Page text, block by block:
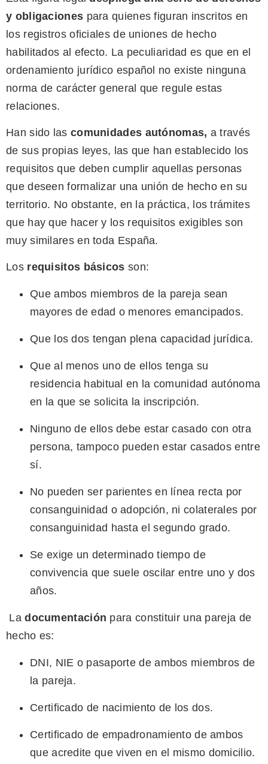
y obligaciones para quienes figuran inscritos en
los registros oficiales de uniones de hecho
habilitados al efecto. La peculiaridad es que en el
ordenamiento jurídico español no existe ninguna
norma de carácter general que regule estas
relaciones.
Han sido las comunidades autónomas, a través
de sus propias leyes, las que han establecido los
requisitos que deben cumplir aquellas personas
que deseen formalizar una unión de hecho en su
territorio. No obstante, en la práctica, los trámites
que hay que hacer y los requisitos exigibles son
muy similares en toda España.
Los requisitos básicos son:
Que ambos miembros de la pareja sean
mayores de edad o menores emancipados.
Que los dos tengan plena capacidad jurídica.
Que al menos uno de ellos tenga su
residencia habitual en la comunidad autónoma
en la que se solicita la inscripción.
Ninguno de ellos debe estar casado con otra
persona, tampoco pueden estar casados entre
sí.
No pueden ser parientes en línea recta por
consanguinidad o adopción, ni colaterales por
consanguinidad hasta el segundo grado.
Se exige un determinado tiempo de
convivencia que suele oscilar entre uno y dos
años.
Ladocumentación para constituir una pareja de
hecho es:
DNI, NIE o pasaporte de ambos miembros de
la pareja.
Certificado de nacimiento de los dos.
Certificado de empadronamiento de ambos
que acredite que viven en el mismo domicilio.